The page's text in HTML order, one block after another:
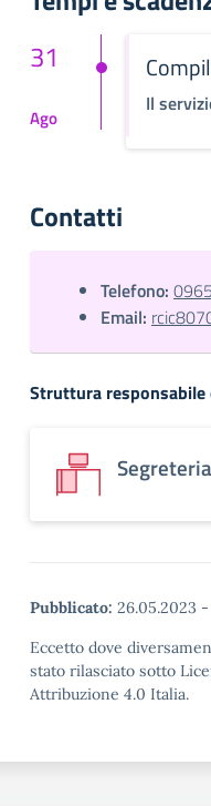
Il
31
Ago
Contatti
Telefono:
Email:
Struttura responsabile
Segreteria
Pubblicato: 26.05.2023 -
Eccetto dove
stato rilasciato sotto
Attribuzione 4.0 Italia.